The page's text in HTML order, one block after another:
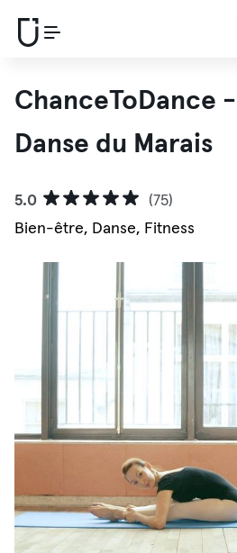
ChanceToDance
Danse du Marais
5.0
(75)
Bien-être, Danse, Fitness